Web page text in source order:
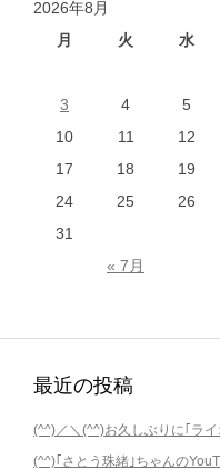
ビ2026年8月
月
火 水
« 7月
3
4 5
10
11 12
17
18 19
24
25 26
31
最近の投稿
(^^)／＼(^^)お久しぶりに｢ラ
(^^)｢さとう珠緒｣ちゃんの